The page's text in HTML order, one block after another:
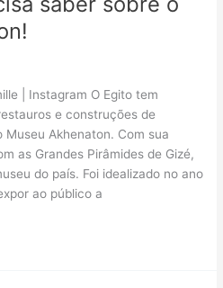
| Instagram O Egito tem
e construções de
Akhenaton. Com sua
as Grandes Pirâmides de Gizé,
do país. Foi idealizado no ano
ao público a